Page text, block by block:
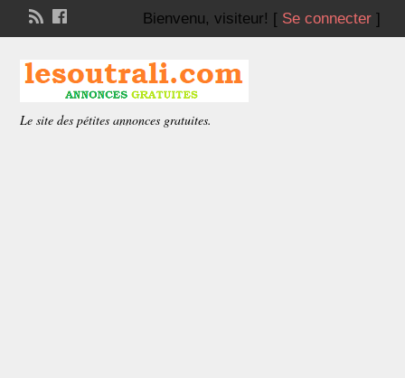
Bienvenu, visiteur! [ Se connecter]
Le site des pétites annonces gratuites.